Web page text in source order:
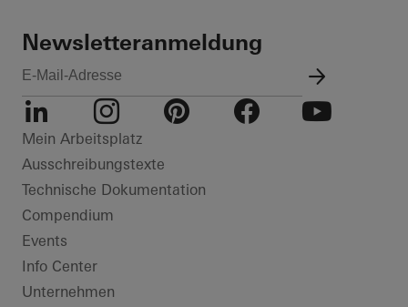
Newsletteranmeldung
LinkedIn Instagram
Mein Arbeitsplatz
Ausschreibungstexte
Technische Dokumentation
Compendium
Events
Info Center
Unternehmen